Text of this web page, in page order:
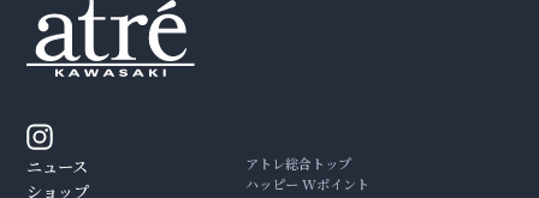
ニュース
ショップ
アトレ総合トップ
ハッピー Wポイント